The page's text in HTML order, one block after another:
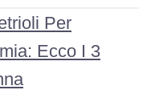
Per
Ecco I 3